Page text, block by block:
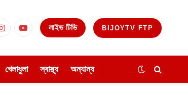
InstagramYouTube
লাইভ টিভি BIJOYTV FTP
খেলাধুলা স্বাস্থ্য অন্যান্য